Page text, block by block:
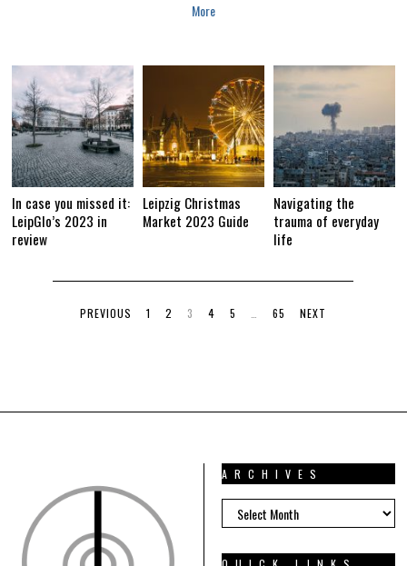
More
In case you missed it:
LeipGlo’s 2023 in
review
Leipzig Christmas
Market 2023 Guide
Navigating the
trauma of everyday
life
PREVIOUS 1 2 3 4 5 65 NEXT
ARCHIVES
ARCHIVES